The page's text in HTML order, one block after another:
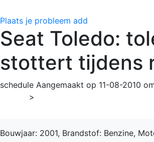
Plaats je probleem add
Seat Toledo:
stottert tijdens
schedule Aangemaakt op 11-08-2010
>
Bouwjaar: 2001, Brandstof: Benzine,